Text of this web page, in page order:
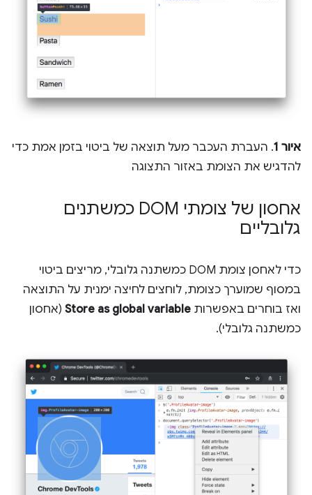
איור 1 . העברת העכבר מעל תוצאה של ביטוי בזמן אמת כדי
להדגיש את הצומת באזור התצוגה
אחסון של צומתי DOM כמשתנים
גלובליים
כדי לאחסן צומת DOM כמשתנה גלובלי, מריצים ביטוי
במסוף שמוערך כצומת, לוחצים לחיצה ימנית על התוצאה
ואז בוחרים באפשרות Store as global variable (אחסון
כמשתנה גלובלי).